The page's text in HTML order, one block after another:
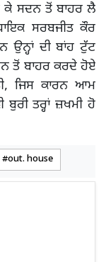
ਕੇ ਸਦਨ ਤੋਂ ਬਾਹਰ ਲੈ
ਸਰਬਜੀਤ ਕੌਰ
ਉਨ੍ਹਾਂ ਦੀ ਬਾਂਹ ਟੁੱਟ
ਤੋਂ ਬਾਹਰ ਕਰਦੇ ਹੋਏ
ਜਿਸ ਕਾਰਨ ਆਮ
ਤਰ੍ਹਾਂ ਜ਼ਖਮੀ ਹੋ
out. house